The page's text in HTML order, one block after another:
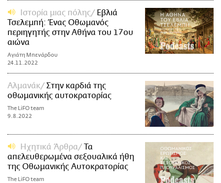
Ιστορία μιας πόλης
Εβλιά
Τσελεμπή: Ένας Οθωμανός
περιηγητής στην Αθήνα του 17ου
αιώνα
Αγιάτη Μπενάρδου
24.11.2022
Αλμανάκ
Στην καρδιά της
οθωμανικής αυτοκρατορίας
The LiFO team
9.8.2022
Ηχητικά Άρθρα
Τα
απελευθερωμένα σεξουαλικά ήθη
της Οθωμανικής Αυτοκρατορίας
The LiFO team